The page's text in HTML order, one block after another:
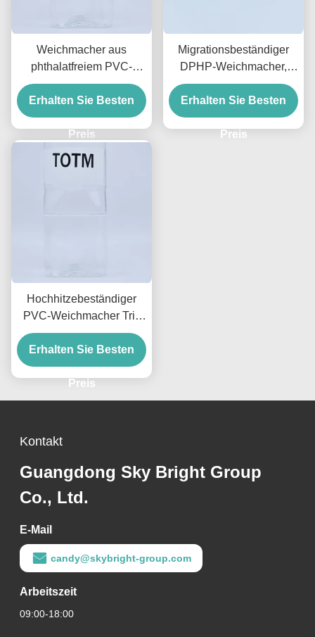
Weichmacher aus
phthalatfreiem PVC-
Kunststoff, klare
Flüssigkeit, DOTP-
Weichmacher 99,5 % für
Spielzeug und Drähte
Erhalten Sie Besten
Preis
Migrationsbeständiger
DPHP-Weichmacher,
Phthalat, hohe
Wetterbeständigkeit und
Stabilität für Drähte
Erhalten Sie Besten
Preis
Hochhitzebeständiger
PVC-Weichmacher Tris
2-Ethylhexyltrimellitat für
Kabel und
Automobilkomponenten
Erhalten Sie Besten
Preis
Kontakt
Guangdong Sky Bright Group
Co., Ltd.
E-Mail
candy@skybright-group.com
Arbeitszeit
09:00-18:00